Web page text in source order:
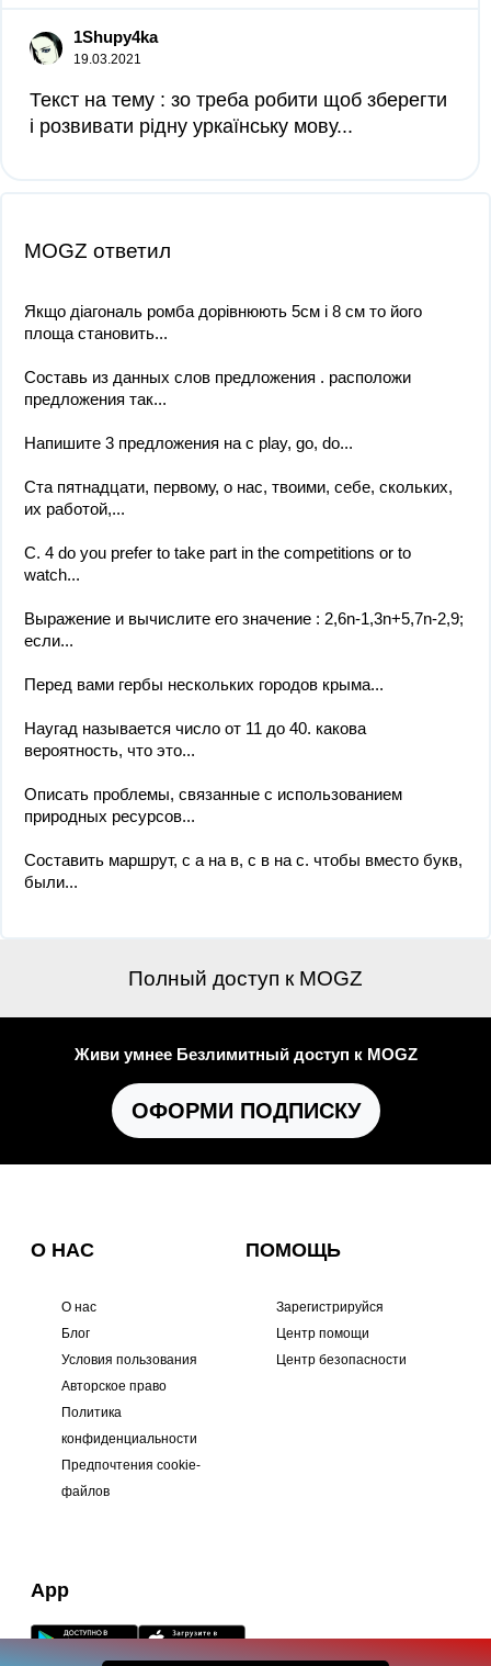
1Shupy4ka
19.03.2021
Текст на тему : зо треба робити щоб зберегти
і розвивати рідну уркаїнську мову...
MOGZ ответил
Якщо діагональ ромба дорівнюють 5см і 8 см то його
площа становить...
Составь из данных слов предложения . расположи
предложения так...
Напишите 3 предложения на с play, go, do...
Ста пятнадцати, первому, о нас, твоими, себе, скольких,
их работой,...
С. 4 do you prefer to take part in the competitions or to
watch...
Выражение и вычислите его значение : 2,6n-1,3n+5,7n-2,9;
если...
Перед вами гербы нескольких городов крыма...
Наугад называется число от 11 до 40. какова
вероятность, что это...
Описать проблемы, связанные с использованием
природных ресурсов...
Составить маршрут, с а на в, с в на с. чтобы вместо букв,
были...
Полный доступ к MOGZ
Живи умнее Безлимитный доступ к MOGZ
ОФОРМИ ПОДПИСКУ
О НАС
О нас
Блог
Условия пользования
Авторское право
Политика
конфиденциальности
Предпочтения cookie-
файлов
ПОМОЩЬ
Зарегистрируйся
Центр помощи
Центр безопасности
App